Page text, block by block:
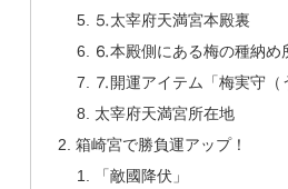
⒌太宰府天満宮本殿裏
⒍本殿側にある梅の種納め
⒎開運アイテム「梅実守（
太宰府天満宮所在地
箱崎宮で勝負運アップ！
「敵國降伏」